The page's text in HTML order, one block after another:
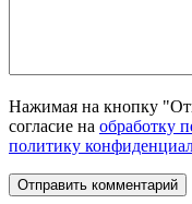
Нажимая на кнопку
согласие на обработку
политику